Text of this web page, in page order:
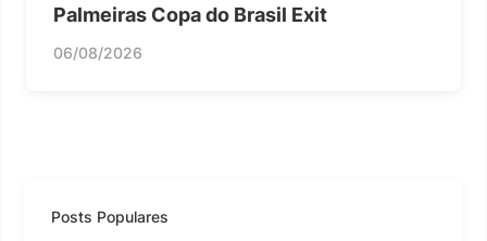
Palmeiras Copa do Brasil Exit
06/08/2026
Posts Populares